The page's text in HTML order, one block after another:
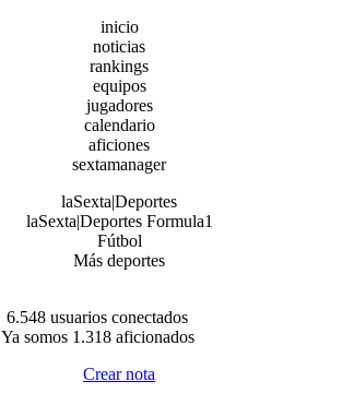
inicio
noticias
rankings
equipos
jugadores
calendario
aficiones
sextamanager
laSexta|Deportes
laSexta|Deportes Formula1
Fútbol
Más deportes
6.548 usuarios conectados
Ya somos 1.318 aficionados
Crear nota